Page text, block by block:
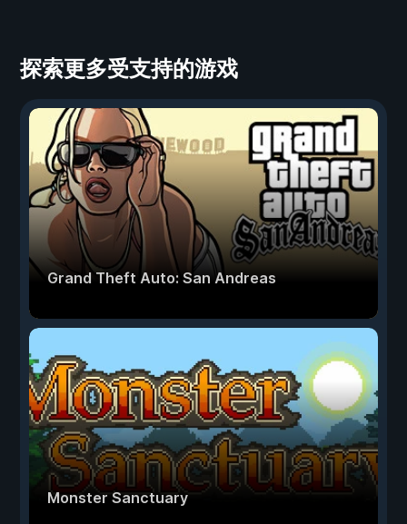
探索更多受支持的游戏
Grand Theft Auto: San Andreas
Monster Sanctuary